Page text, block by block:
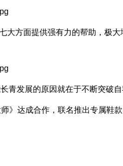
方面提供强有力的帮助，极大
青发展的原因就在于不断突破自
》达成合作，联名推出专属鞋